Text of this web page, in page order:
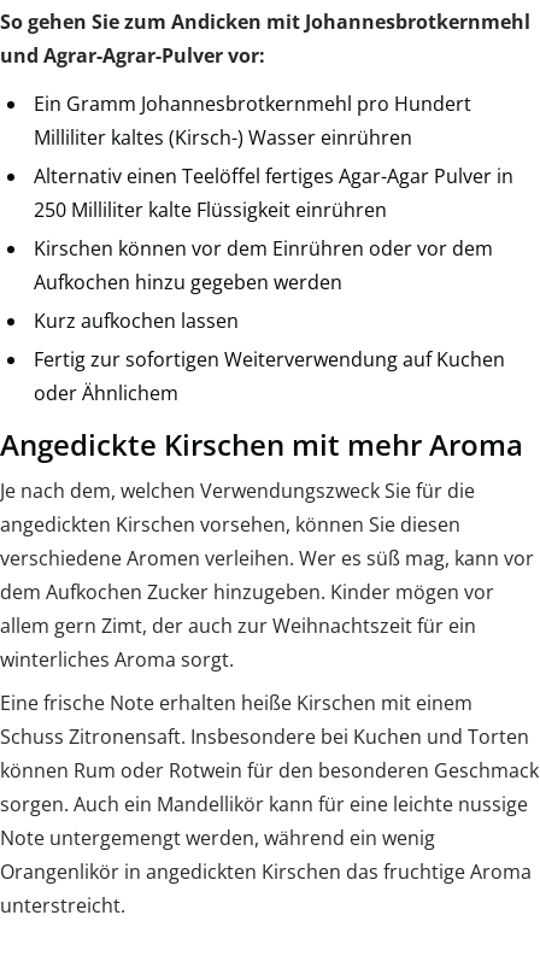
So gehen Sie zum Andicken mit Johannesbrotkernmehl
und Agrar-Agrar-Pulver vor:
Ein Gramm Johannesbrotkernmehl pro Hundert
Milliliter kaltes (Kirsch-) Wasser einrühren
Alternativ einen Teelöffel fertiges Agar-Agar Pulver in
250 Milliliter kalte Flüssigkeit einrühren
Kirschen können vor dem Einrühren oder vor dem
Aufkochen hinzu gegeben werden
Kurz aufkochen lassen
Fertig zur sofortigen Weiterverwendung auf Kuchen
oder Ähnlichem
Angedickte Kirschen mit mehr Aroma
Je nach dem, welchen Verwendungszweck Sie für die
angedickten Kirschen vorsehen, können Sie diesen
verschiedene Aromen verleihen. Wer es süß mag, kann vor
dem Aufkochen Zucker hinzugeben. Kinder mögen vor
allem gern Zimt, der auch zur Weihnachtszeit für ein
winterliches Aroma sorgt.
Eine frische Note erhalten heiße Kirschen mit einem
Schuss Zitronensaft. Insbesondere bei Kuchen und Torten
können Rum oder Rotwein für den besonderen Geschmack
sorgen. Auch ein Mandellikör kann für eine leichte nussige
Note untergemengt werden, während ein wenig
Orangenlikör in angedickten Kirschen das fruchtige Aroma
unterstreicht.